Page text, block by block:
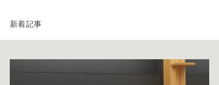
新着記事